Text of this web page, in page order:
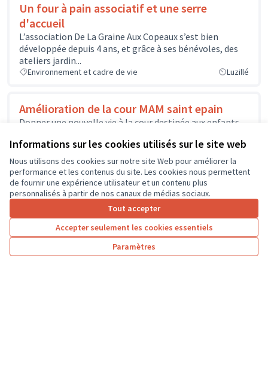
Informations sur les cookies utilisés sur le site web
Nous utilisons des cookies sur notre site Web pour améliorer la
performance et les contenus du site. Les cookies nous permettent
de fournir une expérience utilisateur et un contenu plus
personnalisés à partir de nos canaux de médias sociaux.
Tout accepter
Accepter seulement les cookies essentiels
Paramètres
Un four à pain associatif et une serre
d'accueil
L’association De La Graine Aux Copeaux s’est bien
développée depuis 4 ans, et grâce à ses bénévoles, des
ateliers jardin...
Environnement et cadre de vie Luzillé
Amélioration de la cour MAM saint epain
Donner une nouvelle vie à la cour destinée aux enfants
revêtement...
Solidarité et développement local Saint-Épain
Résultats par page : 50
1 2 3 4